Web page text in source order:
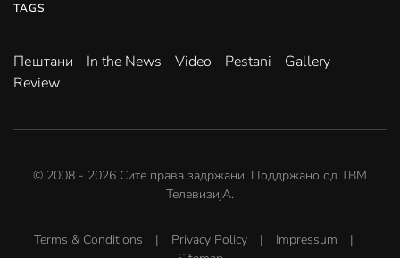
TAGS
Пештани In the News Video Pestani
Gallery
Review
© 2008 - 2026 Сите права задржани. Поддржано од ТВМ
ТелевизијА.
Terms & Conditions | Privacy Policy | Impressum |